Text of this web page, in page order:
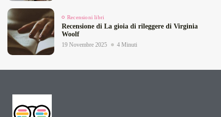
Recensioni libri
Recensione di La gioia di rileggere di Virginia
Woolf
19 Novembre 2025 4 Minuti